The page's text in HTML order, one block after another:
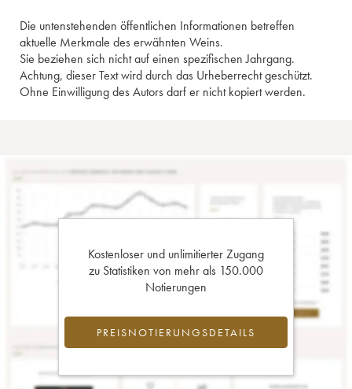
Die untenstehenden öffentlichen Informationen betreffen
aktuelle Merkmale des erwähnten Weins.
Sie beziehen sich nicht auf einen spezifischen Jahrgang.
Achtung, dieser Text wird durch das Urheberrecht geschützt.
Ohne Einwilligung des Autors darf er nicht kopiert werden.
Kostenloser und unlimitierter Zugang
zu Statistiken von mehr als 150.000
Notierungen
PREISNOTIERUNGSDETAILS